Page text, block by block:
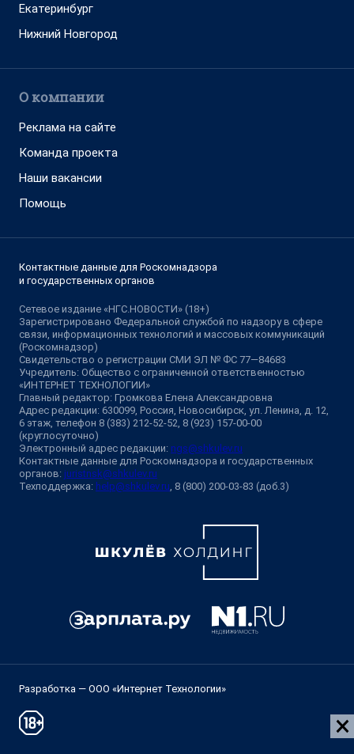
Екатеринбург
Нижний Новгород
О компании
Реклама на сайте
Команда проекта
Наши вакансии
Помощь
Контактные данные для Роскомнадзора
и государственных органов
Сетевое издание «НГС.НОВОСТИ» (18+)
Зарегистрировано Федеральной службой по надзору в сфере
связи, информационных технологий и массовых коммуникаций
(Роскомнадзор)
Свидетельство о регистрации СМИ ЭЛ № ФС 77—84683
Учредитель: Общество с ограниченной ответственностью
«ИНТЕРНЕТ ТЕХНОЛОГИИ»
Главный редактор: Громкова Елена Александровна
Адрес редакции: 630099, Россия, Новосибирск, ул. Ленина, д. 12,
6 этаж, телефон 8 (383) 212-52-52, 8 (923) 157-00-00
(круглосуточно)
Электронный адрес редакции: ngs@shkulev.ru
Контактные данные для Роскомнадзора и государственных
органов: juristnsk@shkulev.ru
Техподдержка: help@shkulev.ru , 8 (800) 200-03-83 (доб.3)
Разработка — ООО «Интернет Технологии»